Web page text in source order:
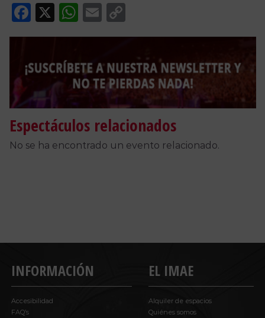
Facebook
X WhatsApp
Email
Link
Espectáculos relacionados
No se ha encontrado un evento relacionado.
INFORMACIÓN
Accesibilidad
FAQ’s
EL IMAE
Alquiler de espacios
Quiénes somos